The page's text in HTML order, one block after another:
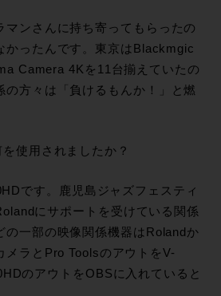
マンさんに持ち寄ってもらったの
かったんです。東京はBlackmgic
Camera 4Kを11台揃えていたの
の方々は「負けるもんか！」と燃
使用されましたか？
です。鹿児島ジャズフェスティ
にサポートを受けている関係
の一部の映像関係機器はRolandか
メラとPro ToolsのアウトをV-
のアウトをOBSに入れていると